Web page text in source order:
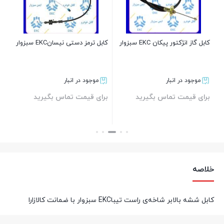
کابل گاز انژکتور پیکان EKC سبزوار
موجود در انبار
برای قیمت تماس بگیرید
کابل ترمز دستی نیسانEKC سبزوار
موجود در انبار
برای قیمت تماس بگیرید
خلاصه
کابل ششه بالابر شاخه‌ی راست تیباEKC سبزوار با ضمانت کالازارا